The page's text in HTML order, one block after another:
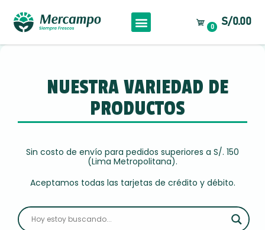
0 S/0.00
NUESTRA VARIEDAD DE
PRODUCTOS
Sin costo de envío para pedidos superiores a S/. 150
(Lima Metropolitana).
Aceptamos todas las tarjetas de crédito y débito.